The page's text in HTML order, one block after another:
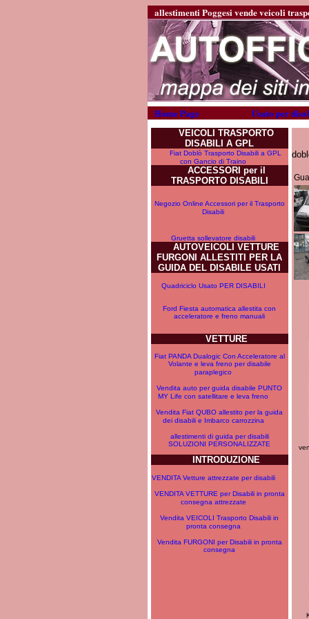
allestimenti Poggesi vende veicoli
Home Page Usato per
VEICOLI TRASPORTO
DISABILI A GPL
Fiat Doblò Trasporto Disabili a GPL
con Gancio di Traino
ACCESSORI per il
TRASPORTO DISABILI
Negozio Online Accessori per il Trasporto
Disabili
Gruetta sollevatore disabili
AUTOVEICOLI VETTURE
FURGONI ALLESTITI PER LA
GUIDA DEL DISABILE USATI
Quadriciclo Usato PER DISABILI
Ford Fiesta automatica allestita con
acceleratore e freno manuali
VETTURE
Fiat PANDA Dualogic Con Acceleratore al
Volante e leva freno per disabile
paraplegico
Vendita auto per guida disabile PUNTO
MY Life con satellitare e leva freno
Vendita Fiat QUBO allestito per la guida
dei disabili e Imbarco carrozzina
allestimenti di guida per disabili
SOLUZIONI PERSONALIZZATE
INTRODUZIONE
VENDITA Vetture attrezzate per disabili
VENDITA VETTURE per Disabili in pronta
consegna attrezzate
Vendita VEICOLI Trasporto Disabili in
pronta consegna
Vendita FURGONI per Disabili in pronta
consegna